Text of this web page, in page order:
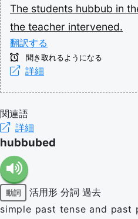
The students hubbub in
the teacher intervened.
翻訳する
聞き取れるようになる
詳細
関連語
詳細
hubbubed
動詞 活用形 分詞 過去
simple past tense and